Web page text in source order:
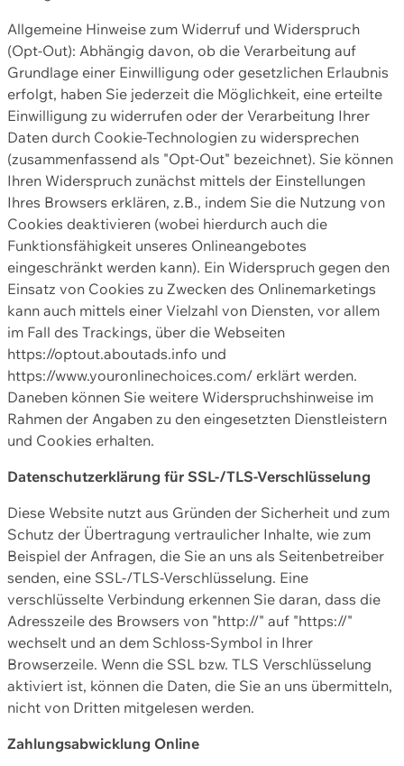
Allgemeine Hinweise zum Widerruf und Widerspruch
(Opt-Out): Abhängig davon, ob die Verarbeitung auf
Grundlage einer Einwilligung oder gesetzlichen Erlaubnis
erfolgt, haben Sie jederzeit die Möglichkeit, eine erteilte
Einwilligung zu widerrufen oder der Verarbeitung Ihrer
Daten durch Cookie-Technologien zu widersprechen
(zusammenfassend als "Opt-Out" bezeichnet). Sie können
Ihren Widerspruch zunächst mittels der Einstellungen
Ihres Browsers erklären, z.B., indem Sie die Nutzung von
Cookies deaktivieren (wobei hierdurch auch die
Funktionsfähigkeit unseres Onlineangebotes
eingeschränkt werden kann). Ein Widerspruch gegen den
Einsatz von Cookies zu Zwecken des Onlinemarketings
kann auch mittels einer Vielzahl von Diensten, vor allem
im Fall des Trackings, über die Webseiten
https://optout.aboutads.info und
https://www.youronlinechoices.com/ erklärt werden.
Daneben können Sie weitere Widerspruchshinweise im
Rahmen der Angaben zu den eingesetzten Dienstleistern
und Cookies erhalten.
Datenschutzerklärung für SSL-/TLS-Verschlüsselung
Diese Website nutzt aus Gründen der Sicherheit und zum
Schutz der Übertragung vertraulicher Inhalte, wie zum
Beispiel der Anfragen, die Sie an uns als Seitenbetreiber
senden, eine SSL-/TLS-Verschlüsselung. Eine
verschlüsselte Verbindung erkennen Sie daran, dass die
Adresszeile des Browsers von "http://" auf "https://"
wechselt und an dem Schloss-Symbol in Ihrer
Browserzeile. Wenn die SSL bzw. TLS Verschlüsselung
aktiviert ist, können die Daten, die Sie an uns übermitteln,
nicht von Dritten mitgelesen werden.
Zahlungsabwicklung Online